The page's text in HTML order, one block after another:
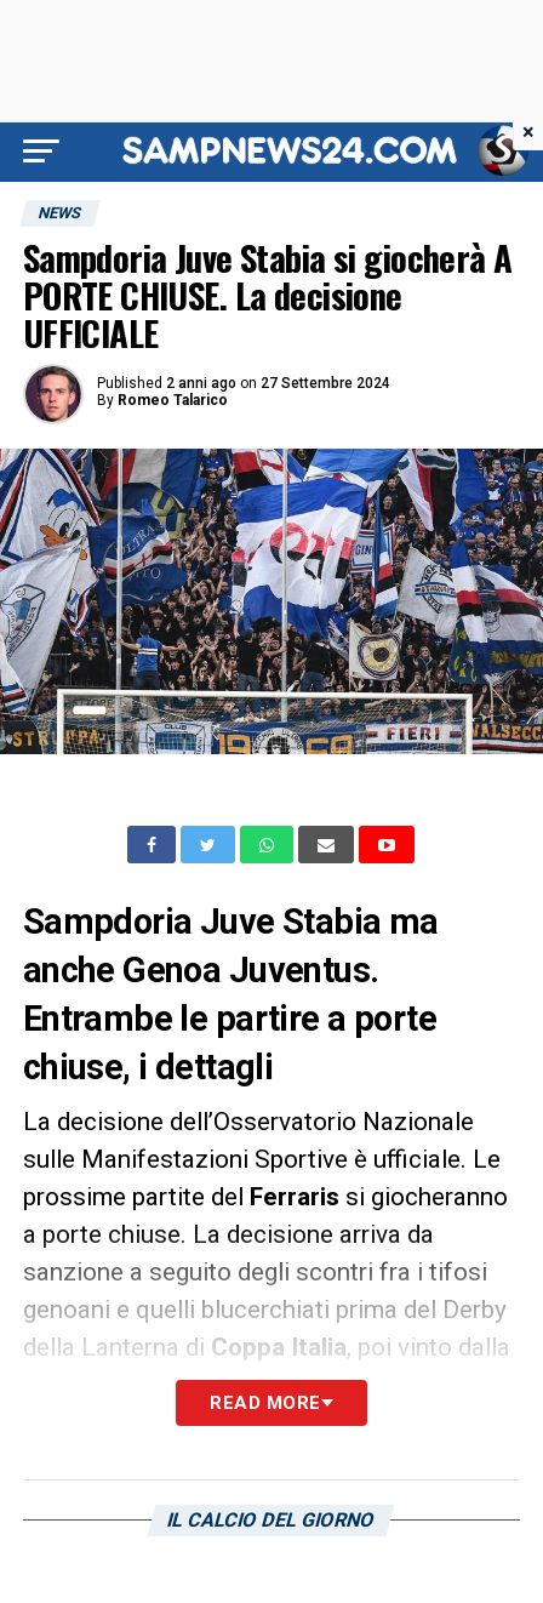
NEWS
Sampdoria Juve Stabia si giocherà A
PORTE CHIUSE. La decisione
UFFICIALE
Published 2 anni ago on 27 Settembre 2024
By Romeo Talarico
Sampdoria Juve Stabia ma
anche Genoa Juventus.
Entrambe le partire a porte
chiuse, i dettagli
La decisione dell’Osservatorio Nazionale
sulle Manifestazioni Sportive è ufficiale. Le
prossime partite del Ferraris si giocheranno
a porte chiuse. La decisione arriva da
sanzione a seguito degli scontri fra i tifosi
genoani e quelli blucerchiati prima del Derby
della Lanterna di Coppa Italia, poi vinto dalla
ai rigori. Le partite in questione
sono Sampdoria – Juve Stabia e Genoa –
LA PLAYLIST DELLE NOSTRE TOP NEWS
READ MORE
IL CALCIO DEL GIORNO
×